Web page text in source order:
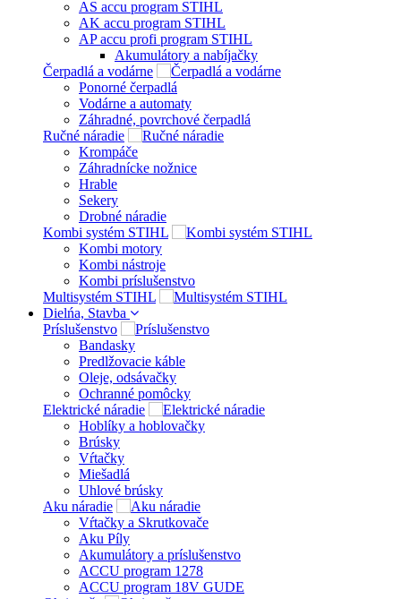
AS accu program STIHL
AK accu program STIHL
AP accu profi program STIHL
Akumulátory a nabíjačky
Čerpadlá a vodárne
Ponorné čerpadlá
Vodárne a automaty
Záhradné, povrchové čerpadlá
Ručné náradie
Krompáče
Záhradnícke nožnice
Hrable
Sekery
Drobné náradie
Kombi systém STIHL
Kombi motory
Kombi nástroje
Kombi príslušenstvo
Multisystém STIHL
Dielńa, Stavba
Príslušenstvo
Bandasky
Predlžovacie káble
Oleje, odsávačky
Ochranné pomôcky
Elektrické náradie
Hoblíky a hoblovačky
Brúsky
Vŕtačky
Miešadlá
Uhlové brúsky
Aku náradie
Vŕtačky a Skrutkovače
Aku Píly
Akumulátory a príslušenstvo
ACCU program 1278
ACCU program 18V GUDE